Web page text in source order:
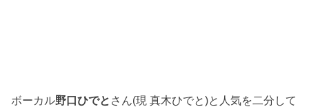
ボーカル野口ひでと さん(現 真木ひでと)と人気を二分して